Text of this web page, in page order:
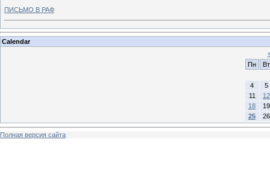
ПИСЬМО В РАФ
Calendar
Пн
Вт
4
5
11
12
18
19
25
26
Полная версия сайта